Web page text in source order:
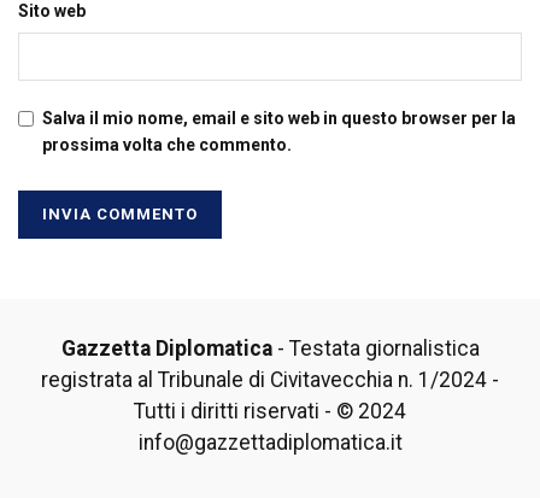
Sito web
Salva il mio nome, email e sito web in questo browser per la
prossima volta che commento.
Gazzetta Diplomatica- Testata giornalistica
registrata al Tribunale di Civitavecchia n. 1/2024 -
Tutti i diritti riservati - © 2024
info@gazzettadiplomatica.it